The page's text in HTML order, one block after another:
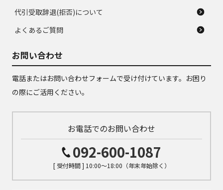
代引受取辞退(拒否)について
よくあるご質問
お問い合わせ
電話またはお問い合わせフォームで受け付けています。お困り
の際にご活用ください。
お電話でのお問い合わせ
092-600-1087
[ 受付時間 ] 10:00～18:00（年末年始除く）